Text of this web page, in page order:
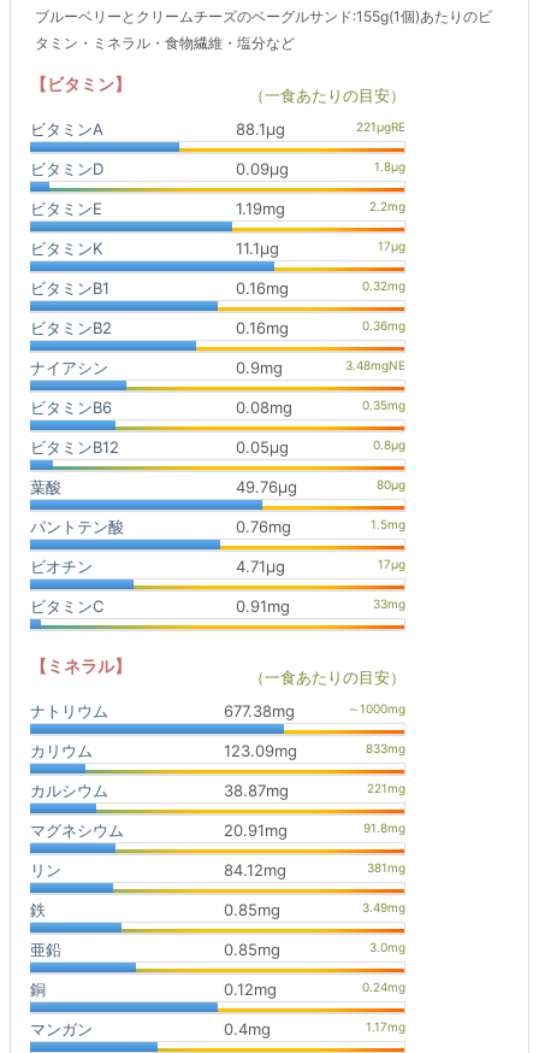
ブルーベリーとクリームチーズのベーグルサンド:155g(1個)あたりのビ
タミン・ミネラル・食物繊維・塩分など
【ビタミン】
（一食あたりの目安）
ビタミンA
88.1μg
ビタミンD 0.09μg
ビタミンE 1.19mg
ビタミンK 11.1μg
ビタミンB1 0.16mg
ビタミンB2 0.16mg
ナイアシン 0.9mg
ビタミンB6 0.08mg
ビタミンB12 0.05μg
葉酸 49.76μg
パントテン酸 0.76mg
ビオチン 4.71μg
ビタミンC 0.91mg
【ミネラル】
（一食あたりの目安）
ナトリウム
677.38mg
カリウム 123.09mg
カルシウム 38.87mg
マグネシウム 20.91mg
リン 84.12mg
鉄 0.85mg
亜鉛 0.85mg
銅 0.12mg
マンガン 0.4mg